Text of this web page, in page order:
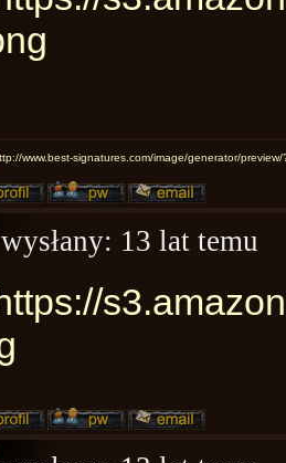
wysłany: 13 lat temu